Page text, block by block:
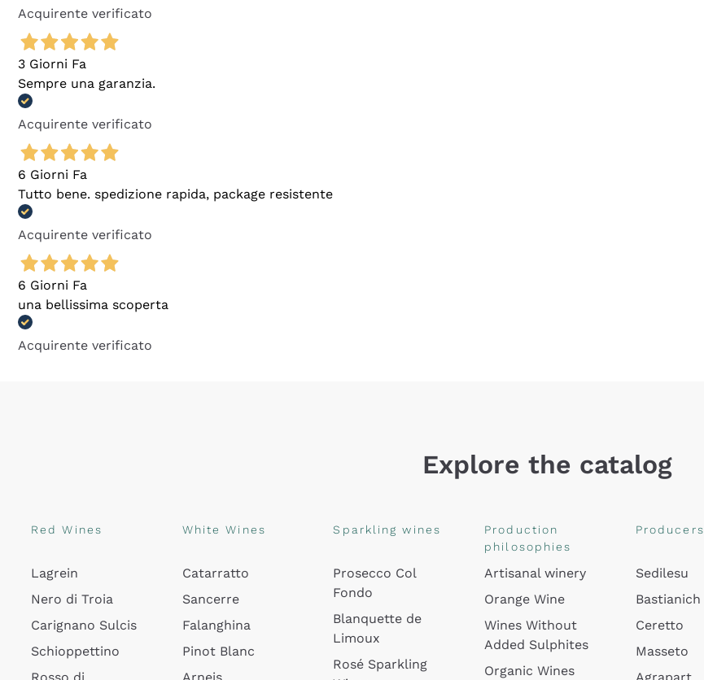
Acquirente verificato
3 Giorni Fa
Sempre una garanzia.
Acquirente verificato
6 Giorni Fa
Tutto bene. spedizione rapida, package resistente
Acquirente verificato
6 Giorni Fa
una bellissima scoperta
Acquirente verificato
Explore the catalog
Red Wines
Lagrein
Nero di Troia
Carignano Sulcis
Schioppettino
White Wines
Catarratto
Sancerre
Falanghina
Pinot Blanc
Sparkling wines
Prosecco Col
Fondo
Blanquette de
Limoux
Rosé Sparkling
Production
philosophies
Artisanal winery
Orange Wine
Wines Without
Added Sulphites
Organic Wines
Producers
Sedilesu
Bastianich
Ceretto
Masseto